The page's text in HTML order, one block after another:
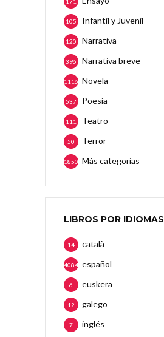
Infantil y Juvenil
105
Narrativa
120
Narrativa breve
396
Novela
1116
Poesía
537
Teatro
111
Terror
50
Más categorias
1850
LIBROS POR IDIOMAS
català
14
español
4084
euskera
6
galego
12
inglés
7